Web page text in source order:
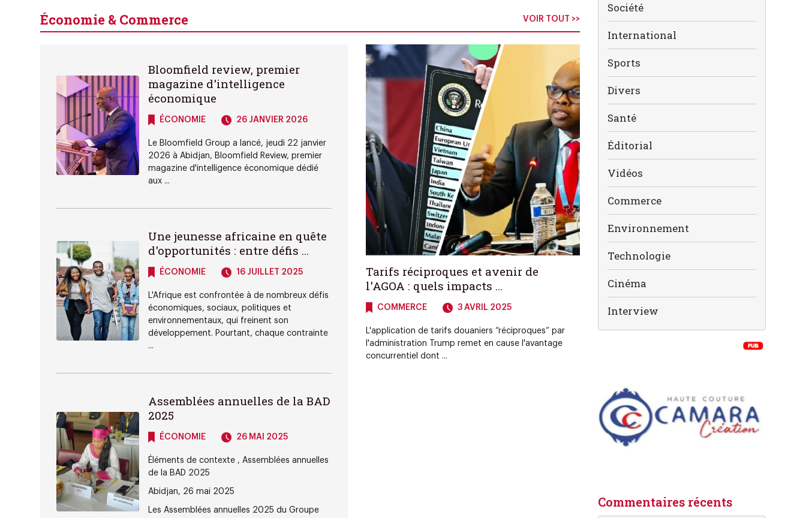
Économie & Commerce VOIR TOUT >>
Bloomfield review, premier
magazine d'intelligence
économique
ÉCONOMIE 26 JANVIER 2026
Le Bloomfield Group a lancé, jeudi 22 janvier
2026 à Abidjan, Bloomfield Review, premier
magazine d'intelligence économique dédié
aux ...
Une jeunesse africaine en quête
d'opportunités : entre défis ...
ÉCONOMIE 16 JUILLET 2025
L'Afrique est confrontée à de nombreux défis
économiques, sociaux, politiques et
environnementaux, qui freinent son
développement. Pourtant, chaque contrainte
...
Assemblées annuelles de la BAD
2025
ÉCONOMIE 26 MAI 2025
Éléments de contexte , Assemblées annuelles
de la BAD 2025
Abidjan, 26 mai 2025
Les Assemblées annuelles 2025 du Groupe
Tarifs réciproques et avenir de
l'AGOA : quels impacts ...
COMMERCE 3 AVRIL 2025
L'application de tarifs douaniers “réciproques” par
l'administration Trump remet en cause l'avantage
concurrentiel dont ...
Société
International
Sports
Divers
Santé
Éditorial
Vidéos
Commerce
Environnement
Technologie
Cinéma
Interview
Commentaires récents